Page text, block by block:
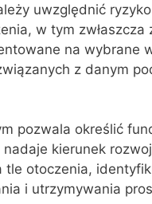
uwzględnić
w tym
na wybrane
z danym
pozwala określić
kierunek
otoczenia,
i utrzymywania